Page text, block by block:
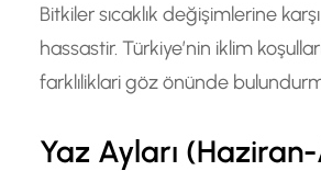
Bitkiler sıcaklık değişimlerine
hassastir. Türkiye’nin iklim
farklıliklari göz önünde
Yaz Ayları